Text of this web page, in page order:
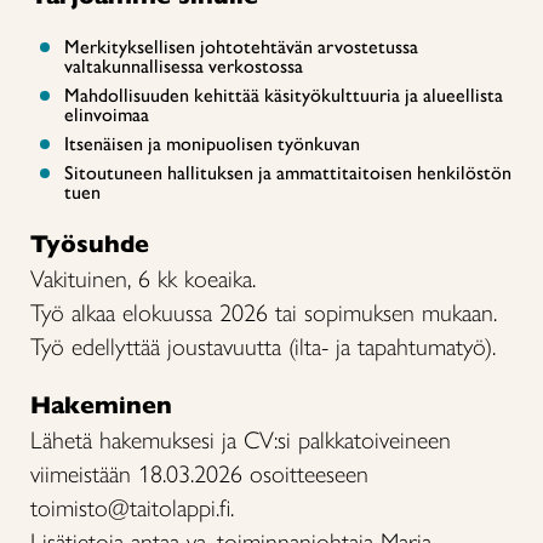
Merkityksellisen johtotehtävän arvostetussa
valtakunnallisessa verkostossa
Mahdollisuuden kehittää käsityökulttuuria ja alueellista
elinvoimaa
Itsenäisen ja monipuolisen työnkuvan
Sitoutuneen hallituksen ja ammattitaitoisen henkilöstön
tuen
Työsuhde
Vakituinen, 6 kk koeaika.
Työ alkaa elokuussa 2026 tai sopimuksen mukaan.
Työ edellyttää joustavuutta (ilta- ja tapahtumatyö).
Hakeminen
Lähetä hakemuksesi ja CV:si palkkatoiveineen
viimeistään 18.03.2026 osoitteeseen
toimisto@taitolappi.fi.